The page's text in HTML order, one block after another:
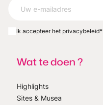
Ik accepteer het privacybeleid*
Wat te doen ?
Highlights
Sites & Musea